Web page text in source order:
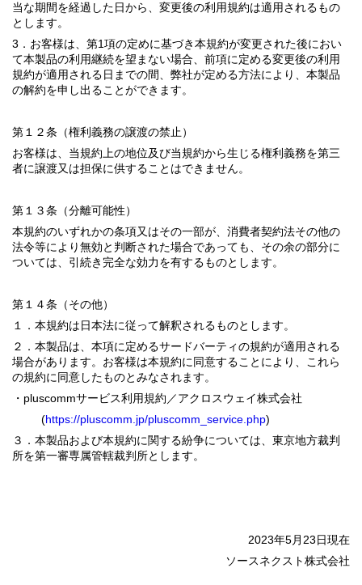
当な期間を経過した日から、変更後の利用規約は適用されるもの
とします。
3．お客様は、第1項の定めに基づき本規約が変更された後におい
て本製品の利用継続を望まない場合、前項に定める変更後の利用
規約が適用される日までの間、弊社が定める方法により、本製品
の解約を申し出ることができます。
第１２条（権利義務の譲渡の禁止）
お客様は、当規約上の地位及び当規約から生じる権利義務を第三
者に譲渡又は担保に供することはできません。
第１３条（分離可能性）
本規約のいずれかの条項又はその一部が、消費者契約法その他の
法令等により無効と判断された場合であっても、その余の部分に
ついては、引続き完全な効力を有するものとします。
第１４条（その他）
１．本規約は日本法に従って解釈されるものとします。
２．本製品は、本項に定めるサードバーティの規約が適用される
場合があります。お客様は本規約に同意することにより、これら
の規約に同意したものとみなされます。
・pluscommサービス利用規約／アクロスウェイ株式会社
(https://pluscomm.jp/pluscomm_service.php)
３．本製品および本規約に関する紛争については、東京地方裁判
所を第一審専属管轄裁判所とします。
2023年5月23日現在
ソースネクスト株式会社